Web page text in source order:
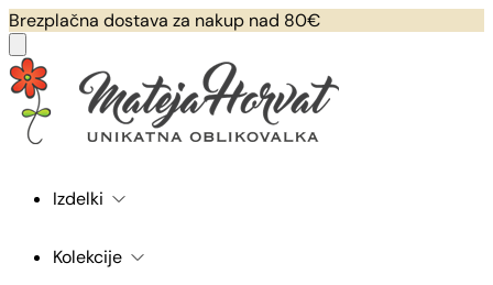
Brezplačna dostava za nakup nad 80€
Izdelki
Kolekcije